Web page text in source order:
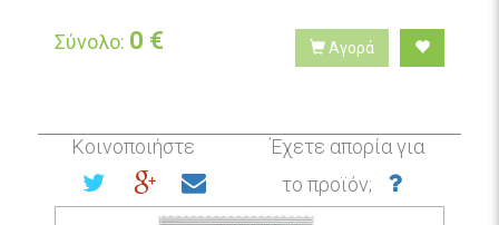
Σύνολο: 0 € Αγορά
Κοινοποιήστε
Έχετε απορία για
το προϊόν;